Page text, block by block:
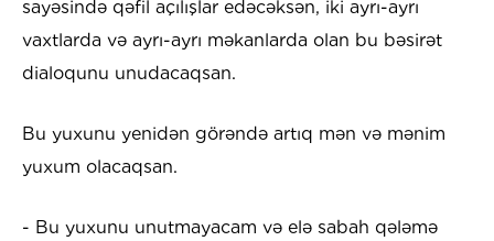
sayəsində qəfil açılışlar edəcəksən, iki ayrı-ayrı
vaxtlarda və ayrı-ayrı məkanlarda olan bu bəsirət
dialoqunu unudacaqsan.
Bu yuxunu yenidən görəndə artıq mən və mənim
yuxum olacaqsan.
- Bu yuxunu unutmayacam və elə sabah qələmə